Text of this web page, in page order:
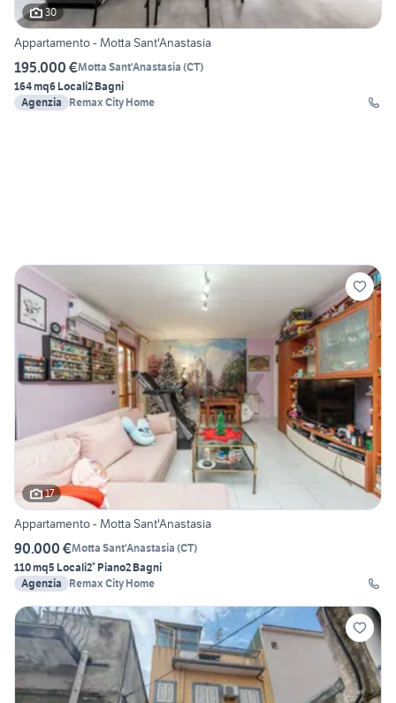
30
Appartamento - Motta Sant'Anastasia
195.000 €Motta Sant'Anastasia (CT)
164 mq6 Locali2 Bagni
Agenzia
Remax City Home
17
Appartamento - Motta Sant'Anastasia
90.000 €Motta Sant'Anastasia (CT)
110 mq5 Locali2° Piano2 Bagni
Agenzia
Remax City Home